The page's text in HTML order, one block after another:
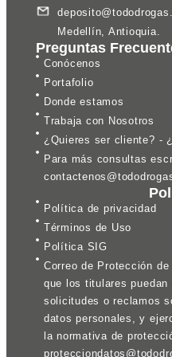
Medellín, Antioquia.
Preguntas
Conócenos
Portafolio
Donde estamos
Trabaja con Nosotros
¿Quieres ser cliente? -
Para más consultas
Política de privacidad
Términos de Uso
Política SIG
Correo de Protección
que los titulares puedan
solicitudes o reclamos
datos personales, y
la normativa de